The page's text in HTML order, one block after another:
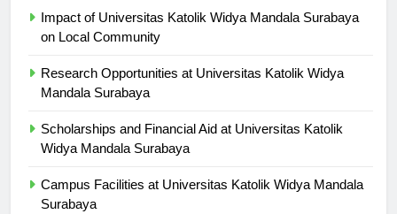
Impact of Universitas Katolik Widya Mandala Surabaya
Research Opportunities at Universitas Katolik Widya
Scholarships and Financial Aid at Universitas Katolik
Campus Facilities at Universitas Katolik Widya Mandala